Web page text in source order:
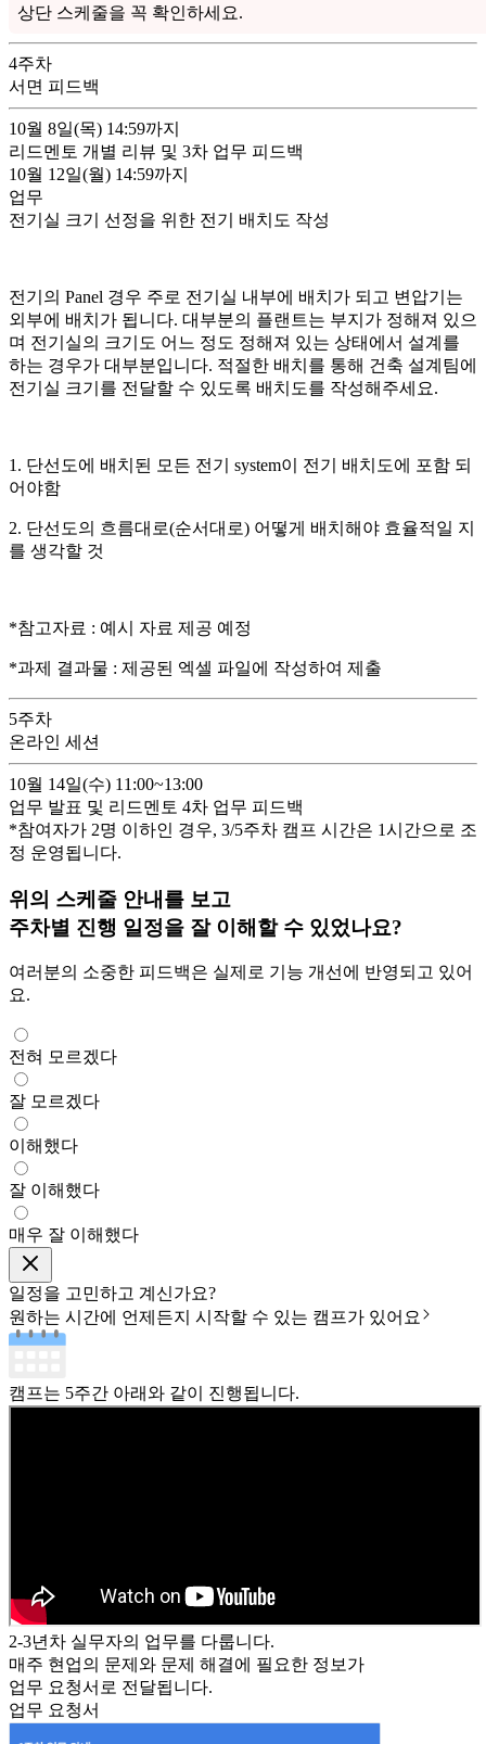
상단 스케줄을 꼭 확인하세요.
4주차
서면 피드백
10월 8일(목) 14:59까지
리드멘토 개별 리뷰 및 3차 업무 피드백
10월 12일(월) 14:59까지
업무
전기실 크기 선정을 위한 전기 배치도 작성
전기의 Panel 경우 주로 전기실 내부에 배치가 되고 변압기는
외부에 배치가 됩니다. 대부분의 플랜트는 부지가 정해져 있으
며 전기실의 크기도 어느 정도 정해져 있는 상태에서 설계를
하는 경우가 대부분입니다. 적절한 배치를 통해 건축 설계팀에
전기실 크기를 전달할 수 있도록 배치도를 작성해주세요.
1. 단선도에 배치된 모든 전기 system이 전기 배치도에 포함 되
어야함
2. 단선도의 흐름대로(순서대로) 어떻게 배치해야 효율적일 지
를 생각할 것
*참고자료 : 예시 자료 제공 예정
*과제 결과물 : 제공된 엑셀 파일에 작성하여 제출
5주차
온라인 세션
10월 14일(수) 11:00~13:00
업무 발표 및 리드멘토 4차 업무 피드백
*참여자가 2명 이하인 경우, 3/5주차 캠프 시간은 1시간으로 조
정 운영됩니다.
위의 스케줄 안내를 보고
주차별 진행 일정을 잘 이해할 수 있었나요?
여러분의 소중한 피드백은 실제로 기능 개선에 반영되고 있어
요.
전혀 모르겠다
잘 모르겠다
이해했다
잘 이해했다
매우 잘 이해했다
일정을 고민하고 계신가요?
원하는 시간에 언제든지 시작할 수 있는 캠프가 있어요
캠프는 5주간 아래와 같이 진행됩니다.
2-3년차 실무자의 업무를 다룹니다.
매주 현업의 문제와 문제 해결에 필요한 정보가
업무 요청서로 전달됩니다.
업무 요청서